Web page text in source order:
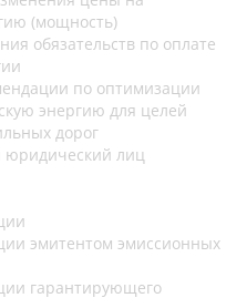
(мощность)
обязательств по оплате
по оптимизации
энергию для целей
дорог
юридический лиц
эмитентом эмиссионных
гарантирующего